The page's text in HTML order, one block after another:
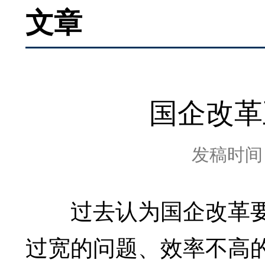
文章
国企改
发稿时
过去认为国企改革
过宽的问题、效率不高